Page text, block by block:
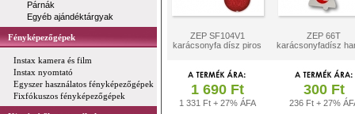
Párnák
Egyéb ajándéktárgyak
Fényképezőgépek
Instax kamera és film
Instax nyomtató
Egyszer használatos fényképezőgépek
Fixfókuszos fényképezőgépek
ZEP SF104V1
karácsonyfa dísz piros
ZEP 66T
karácsonyfadísz
1 690 Ft
1 331 Ft + 27% ÁFA
300 Ft
236 Ft + 27%